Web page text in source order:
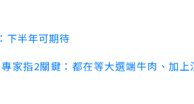
下半年可期待
家指2關鍵：都在等大選端牛肉、加上